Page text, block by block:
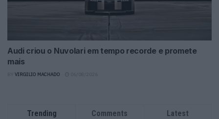
Audi criou o Nuvolari em tempo recorde e promete
mais
VIRGILIO MACHADO
Trending Comments Latest